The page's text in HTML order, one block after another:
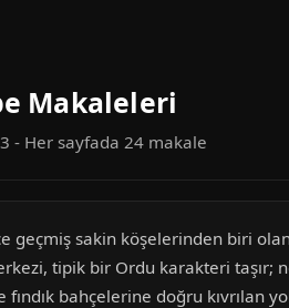
Makaleleri
- Her sayfada 24 makale
geçmiş sakin köşelerinden biri
tipik bir Ordu karakteri taşır;
fındık bahçelerine doğru kıvrılan